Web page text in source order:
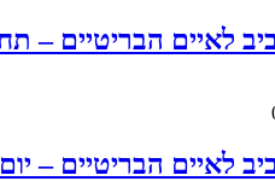
לאיים הבריטיים –
הבריטיים – יום 4 – סקוטלנד – אדינבורו